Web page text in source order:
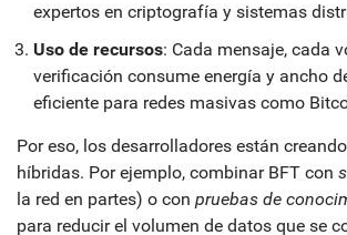
expertos en criptografía y sistemas
Uso de recursos: Cada mensaje, cada
verificación consume energía y ancho
eficiente para redes masivas como
Por eso, los desarrolladores están
híbridas. Por ejemplo, combinar BFT con
la red en partes) o con pruebas de
para reducir el volumen de datos que se